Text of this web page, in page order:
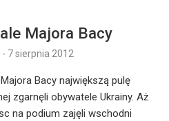
Majora Bacy
- 7 sierpnia 2012
Bacy największą pulę
zgarnęli obywatele Ukrainy. Aż
na podium zajęli wschodni